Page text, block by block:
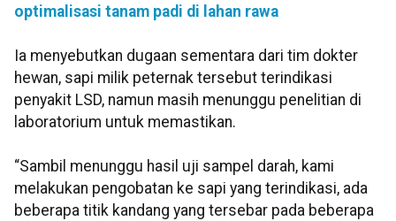
optimalisasi tanam padi di lahan rawa
Ia menyebutkan dugaan sementara dari tim dokter
hewan, sapi milik peternak tersebut terindikasi
penyakit LSD, namun masih menunggu penelitian di
laboratorium untuk memastikan.
“Sambil menunggu hasil uji sampel darah, kami
melakukan pengobatan ke sapi yang terindikasi, ada
beberapa titik kandang yang tersebar pada beberapa